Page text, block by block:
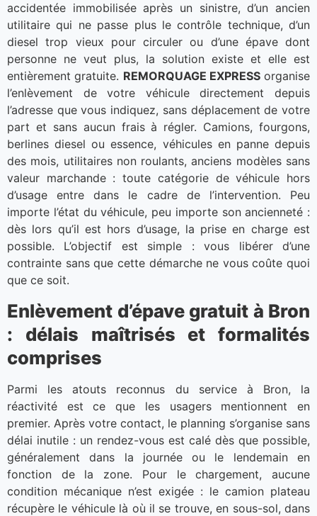
accidentée immobilisée après un sinistre, d’un ancien
utilitaire qui ne passe plus le contrôle technique, d’un
diesel trop vieux pour circuler ou d’une épave dont
personne ne veut plus, la solution existe et elle est
entièrement gratuite. REMORQUAGE EXPRESSorganise
l’enlèvement de votre véhicule directement depuis
l’adresse que vous indiquez, sans déplacement de votre
part et sans aucun frais à régler. Camions, fourgons,
berlines diesel ou essence, véhicules en panne depuis
des mois, utilitaires non roulants, anciens modèles sans
valeur marchande : toute catégorie de véhicule hors
d’usage entre dans le cadre de l’intervention. Peu
importe l’état du véhicule, peu importe son ancienneté :
dès lors qu’il est hors d’usage, la prise en charge est
possible. L’objectif est simple : vous libérer d’une
contrainte sans que cette démarche ne vous coûte quoi
que ce soit.
Enlèvement d’épave gratuit à Bron
: délais maîtrisés et formalités
comprises
Parmi les atouts reconnus du service à Bron, la
réactivité est ce que les usagers mentionnent en
premier. Après votre contact, le planning s’organise sans
délai inutile : un rendez-vous est calé dès que possible,
généralement dans la journée ou le lendemain en
fonction de la zone. Pour le chargement, aucune
condition mécanique n’est exigée : le camion plateau
récupère le véhicule là où il se trouve, en sous-sol, dans